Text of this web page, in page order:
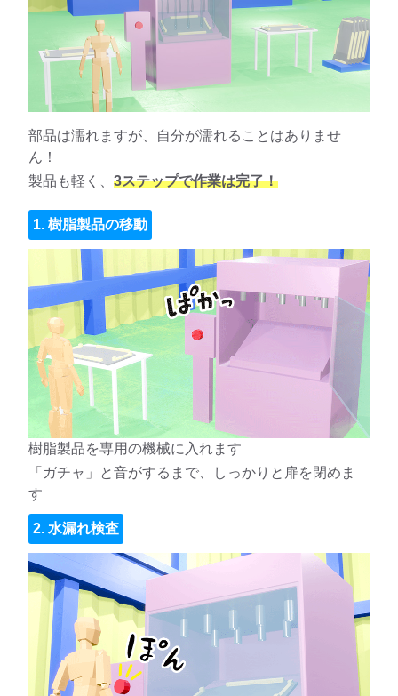
部品は濡れますが、自分が濡れることはありませ
ん！
製品も軽く、3ステップで作業は完了！
1. 樹脂製品の移動
樹脂製品を専用の機械に入れます
「ガチャ」と音がするまで、しっかりと扉を閉めま
す
2. 水漏れ検査